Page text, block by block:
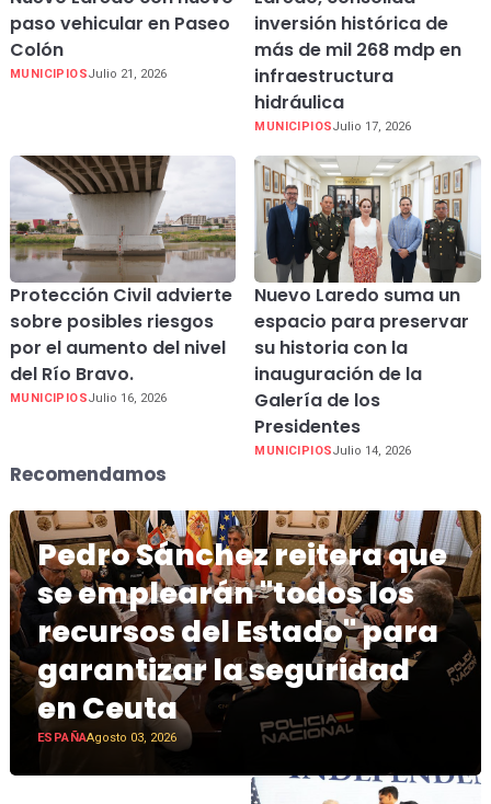
paso vehicular en Paseo
Colón
MUNICIPIOSJulio 21, 2026
inversión histórica de
más de mil 268 mdp en
infraestructura
hidráulica
MUNICIPIOSJulio 17, 2026
Protección Civil advierte
sobre posibles riesgos
por el aumento del nivel
del Río Bravo.
MUNICIPIOSJulio 16, 2026
Nuevo Laredo suma un
espacio para preservar
su historia con la
inauguración de la
Galería de los
Presidentes
MUNICIPIOSJulio 14, 2026
Recomendamos
Pedro Sánchez reitera que
se emplearán "todos los
recursos del Estado" para
garantizar la seguridad
en Ceuta
ESPAÑAAgosto 03, 2026